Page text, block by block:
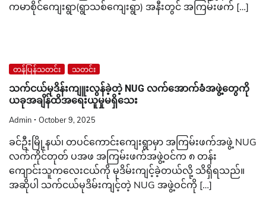
ကမာစိုင်ကျေးရွာ(ရွာသစ်ကျေးရွာ) အနီးတွင် အကြမ်းဖက် […]
တန်ပြန်သတင်း သတင်း
သက်ငယ်မုဒိန်းကျူးလွန်ခဲ့တဲ့ NUG လက်အောက်ခံအဖွဲ့တွေကို
ယခုအချိန်ထိအရေးယူမှုမရှိသေး
Admin October 9, 2025
ခင်ဦးမြို့နယ်၊ တပင်ကောင်းကျေးရွာမှာ အကြမ်းဖက်အဖွဲ့ NUG
လက်ကိုင်တုတ် ပအဖ အကြမ်းဖက်အဖွဲ့ဝင်က ၈ တန်း
ကျောင်းသူကလေးငယ်ကို မုဒိမ်းကျင့်ခဲ့တယ်လို့ သိရှိရသည်။
အဆိုပါ သက်ငယ်မုဒိမ်းကျင့်တဲ့ NUG အဖွဲ့ဝင်ကို […]